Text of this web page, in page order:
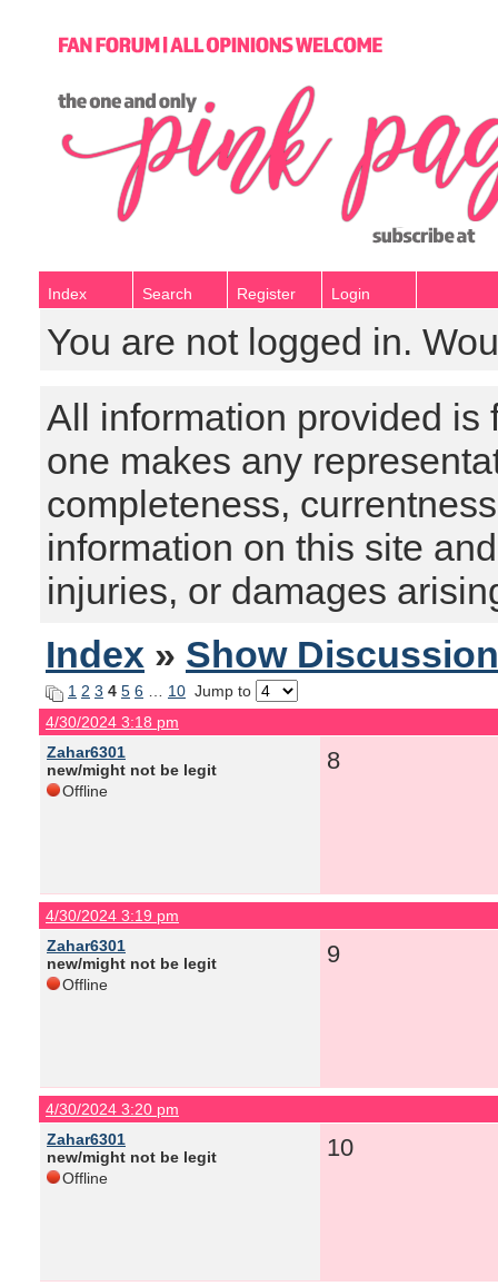
Index Search Register Login
You are not logged in.
All information provided is
one makes any
completeness,
information on this site
injuries, or damages
Index » Show
1 2 3 4 5 6 10 Jump to
4/30/2024 3:18 pm
Zahar6301
new/might not be legit
Offline
8
4/30/2024 3:19 pm
Zahar6301
new/might not be legit
Offline
9
4/30/2024 3:20 pm
Zahar6301
new/might not be legit
Offline
10